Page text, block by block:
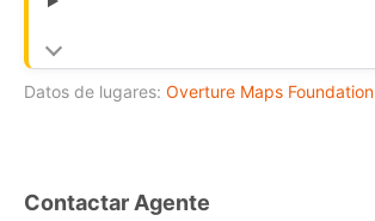
Datos de lugares: Overture Maps Foundation
Contactar Agente